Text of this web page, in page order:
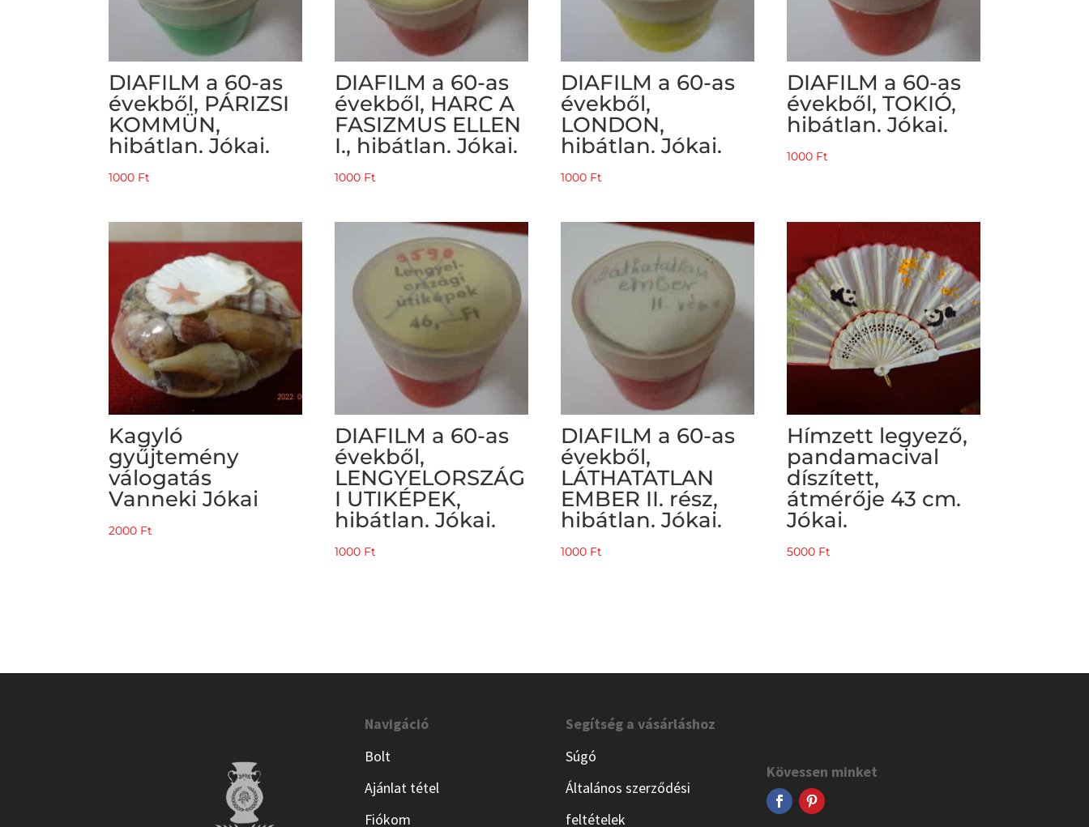
DIAFILM a 60-as
évekből, PÁRIZSI
KOMMÜN,
hibátlan. Jókai.
1000 Ft
DIAFILM a 60-as
évekből, HARC A
FASIZMUS ELLEN
I., hibátlan. Jókai.
1000 Ft
DIAFILM a 60-as
évekből,
LONDON,
hibátlan. Jókai.
1000 Ft
DIAFILM a 60-as
évekből, TOKIÓ,
hibátlan. Jókai.
1000 Ft
Kagyló
gyűjtemény
válogatás
Vanneki Jókai
2000 Ft
DIAFILM a 60-as
évekből,
LENGYELORSZÁG
I UTIKÉPEK,
hibátlan. Jókai.
1000 Ft
DIAFILM a 60-as
évekből,
LÁTHATATLAN
EMBER II. rész,
hibátlan. Jókai.
1000 Ft
Hímzett legyező,
pandamacival
díszített,
átmérője 43 cm.
Jókai.
5000 Ft
Navigáció
Bolt
Ajánlat tétel
Fiókom
Segítség a vásárláshoz
Súgó
Általános szerződési
feltételek
Kövessen minket